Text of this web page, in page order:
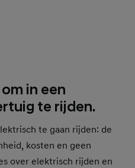
in een
te rijden.
te gaan rijden: de
kosten en geen
over elektrisch rijden en